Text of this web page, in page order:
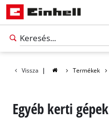
Vissza | Termékek
Egyéb kerti gépek